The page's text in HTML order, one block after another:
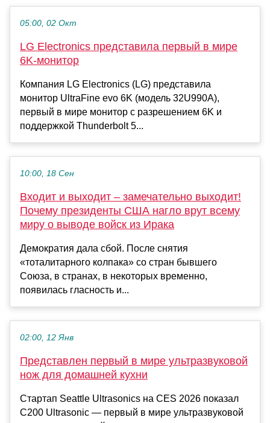
05:00, 02 Окт
LG Electronics представила первый в мире
6K-монитор
Компания LG Electronics (LG) представила
монитор UltraFine evo 6K (модель 32U990A),
первый в мире монитор с разрешением 6K и
поддержкой Thunderbolt 5...
10:00, 18 Сен
Входит и выходит – замечательно выходит!
Почему президенты США нагло врут всему
миру о выводе войск из Ирака
Демократия дала сбой. После снятия
«тоталитарного колпака» со стран бывшего
Союза, в странах, в некоторых временно,
появилась гласность и...
02:00, 12 Янв
Представлен первый в мире ультразвуковой
нож для домашней кухни
Стартап Seattle Ultrasonics на CES 2026 показал
C200 Ultrasonic — первый в мире ультразвуковой